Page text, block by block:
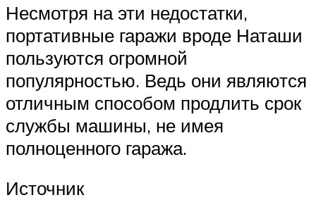
Несмотря на эти недостатки,
портативные гаражи вроде Наташи
пользуются огромной
популярностью. Ведь они являются
отличным способом продлить срок
службы машины, не имея
полноценного гаража.
Источник